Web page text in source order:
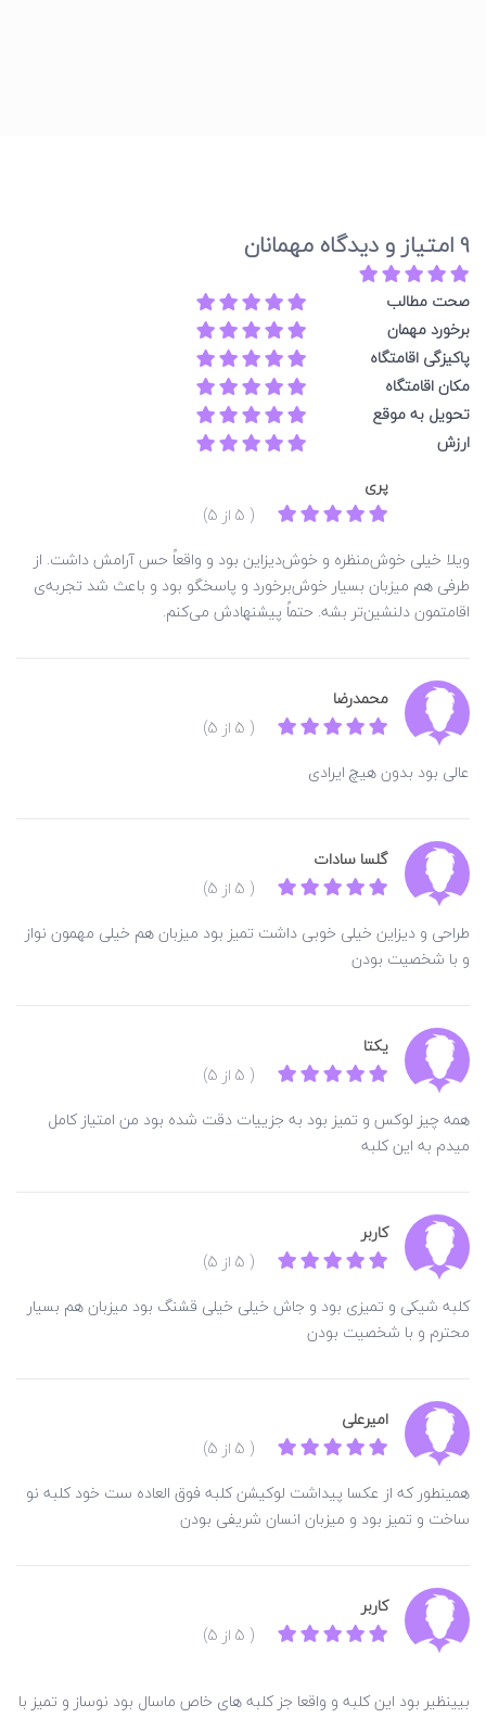
9 امتیاز و دیدگاه مهمانان
صحت مطالب
برخورد مهمان
پاکیزگی اقامتگاه
مکان اقامتگاه
تحویل به موقع
ارزش
پری
( 5 از 5)
ویلا خیلی خوش‌منظره و خوش‌دیزاین بود و واقعاً حس آرامش داشت. از
طرفی هم میزبان بسیار خوش‌برخورد و پاسخگو بود و باعث شد تجربه‌ی
اقامتمون دلنشین‌تر بشه. حتماً پیشنهادش می‌کنم.
محمدرضا
( 5 از 5)
عالی بود بدون هیچ ایرادی
گلسا سادات
( 5 از 5)
طراحی و دیزاین خیلی خوبی داشت تمیز بود میزبان هم خیلی مهمون نواز
و با شخصیت بودن
یکتا
( 5 از 5)
همه چیز لوکس و تمیز بود به جزییات دقت شده بود من امتیاز کامل
میدم به این کلبه
کاربر
( 5 از 5)
کلبه شیکی و تمیزی بود و جاش خیلی خیلی قشنگ بود میزبان هم بسیار
محترم و با شخصیت بودن
امیرعلی
( 5 از 5)
همینطور که از عکسا پیداشت لوکیشن کلبه فوق العاده ست خود کلبه نو
ساخت و تمیز بود و میزبان انسان شریفی بودن
کاربر
( 5 از 5)
بیینظیر بود این کلبه و واقعا جز کلبه های خاص ماسال بود نوساز و تمیز با